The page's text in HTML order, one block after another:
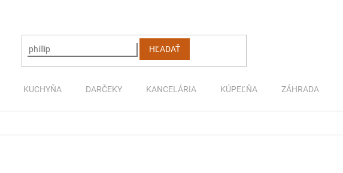
HĽADAŤ
KUCHYŇA DARČEKY KANCELÁRIA KÚPEĽŇA ZÁHRADA